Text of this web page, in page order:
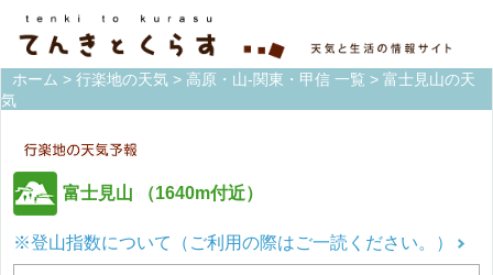
ホーム > 行楽地の天気 > 高原・山-関東・甲信 一覧 > 富士見山の天
気
富士見山 （1640m付近）
※登山指数について（ご利用の際はご一読ください。）